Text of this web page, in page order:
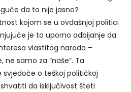
da to nije jasno?
kojom se u ovdašnjoj politici
je to uporno odbijanje da
vlastitog naroda –
samo za “naše”. Ta
o teškoj političkoj
da isključivost šteti